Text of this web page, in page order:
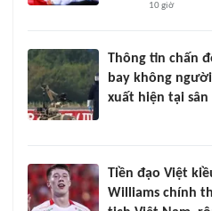
10 giờ
Thông tin chấn
bay không
xuất hiện tại
Tiền đạo Việt
Williams chính